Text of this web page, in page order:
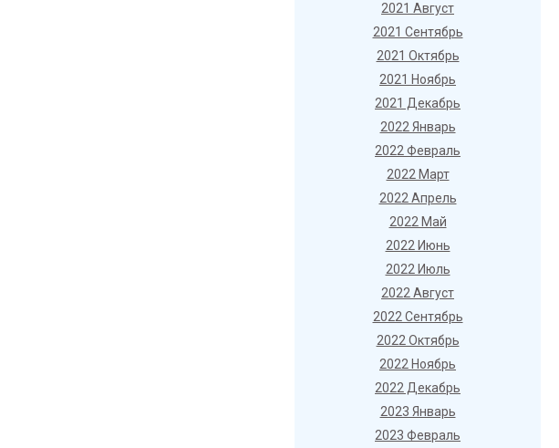
2021 Август
2021 Сентябрь
2021 Октябрь
2021 Ноябрь
2021 Декабрь
2022 Январь
2022 Февраль
2022 Март
2022 Апрель
2022 Май
2022 Июнь
2022 Июль
2022 Август
2022 Сентябрь
2022 Октябрь
2022 Ноябрь
2022 Декабрь
2023 Январь
2023 Февраль